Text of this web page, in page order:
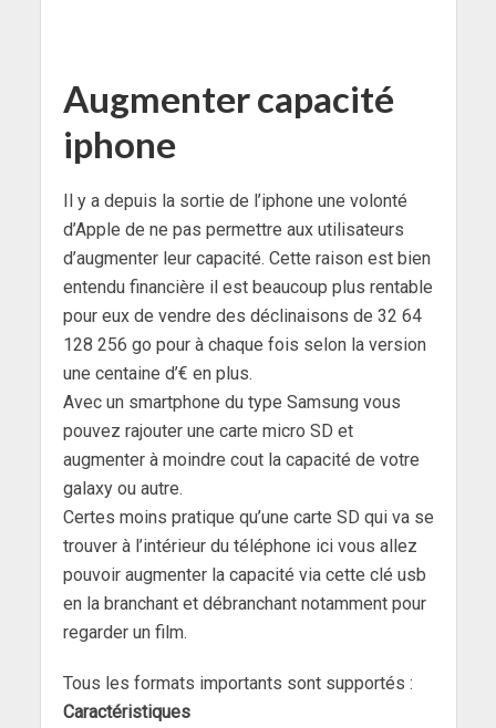
Augmenter capacité
iphone
Il y a depuis la sortie de l’iphone une volonté
d’Apple de ne pas permettre aux utilisateurs
d’augmenter leur capacité. Cette raison est bien
entendu financière il est beaucoup plus rentable
pour eux de vendre des déclinaisons de 32 64
128 256 go pour à chaque fois selon la version
une centaine d’€ en plus.
Avec un smartphone du type Samsung vous
pouvez rajouter une carte micro SD et
augmenter à moindre cout la capacité de votre
galaxy ou autre.
Certes moins pratique qu’une carte SD qui va se
trouver à l’intérieur du téléphone ici vous allez
pouvoir augmenter la capacité via cette clé usb
en la branchant et débranchant notamment pour
regarder un film.
Tous les formats importants sont supportés :
Caractéristiques